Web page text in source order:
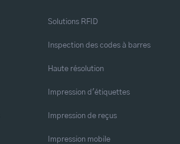
Solutions RFID
Inspection des codes à barres
Haute résolution
Impression d'étiquettes
Impression de reçus
Impression mobile